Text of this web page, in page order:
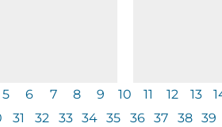
5 6 7 8 9 10 11 12 13
31 32 33 34 35 36 37 38 39